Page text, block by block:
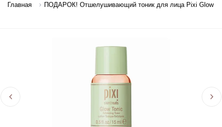
Главная ПОДАРОК! Отшелушивающий тоник для лица Pixi Glow